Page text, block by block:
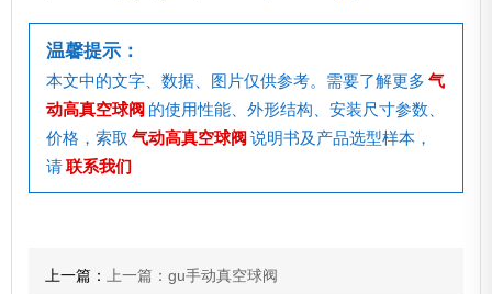
温馨提示：
本文中的文字、数据、图片仅供参考。需要了解更多 气
动高真空球阀 的使用性能、外形结构、安装尺寸参数、
价格，索取 气动高真空球阀 说明书及产品选型样本，
请联系我们
上一篇：上一篇：gu手动真空球阀